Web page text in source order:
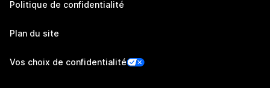
Politique de confidentialité
Plan du site
Vos choix de confidentialité